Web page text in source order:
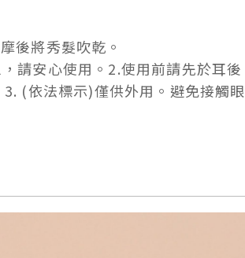
後將秀髮吹乾。
請安心使用。2.使用前請先於耳後
(依法標示)僅供外用。避免接觸眼